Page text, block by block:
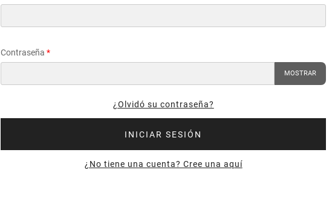
Contraseña
MOSTRAR
¿Olvidó su contraseña?
INICIAR SESIÓN
¿No tiene una cuenta? Cree una aquí